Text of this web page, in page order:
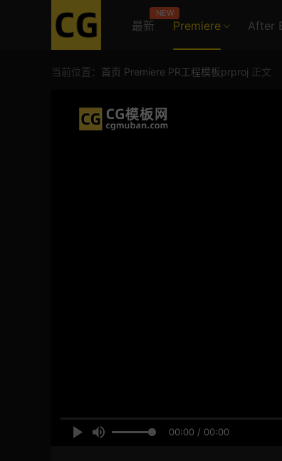
最新
NEW
Premiere After
当前位置： 首页 Premiere PR工程模板prproj 正文
00:00 / 00:00